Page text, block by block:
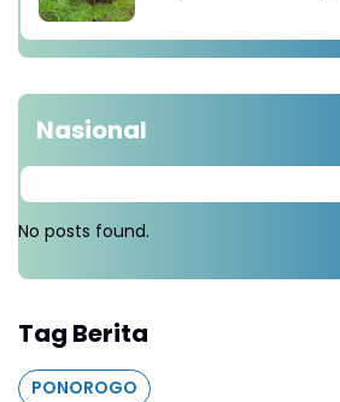
Nasional
No posts found.
Tag Berita
PONOROGO